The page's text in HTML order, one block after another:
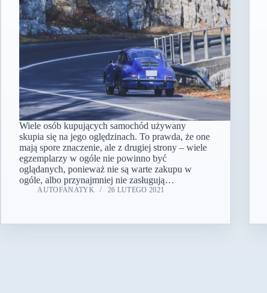
Wiele osób kupujących samochód używany
skupia się na jego oględzinach. To prawda, że one
mają spore znaczenie, ale z drugiej strony – wiele
egzemplarzy w ogóle nie powinno być
oglądanych, ponieważ nie są warte zakupu w
ogóle, albo przynajmniej nie zasługują…
AUTOFANATYK 26 LUTEGO 2021